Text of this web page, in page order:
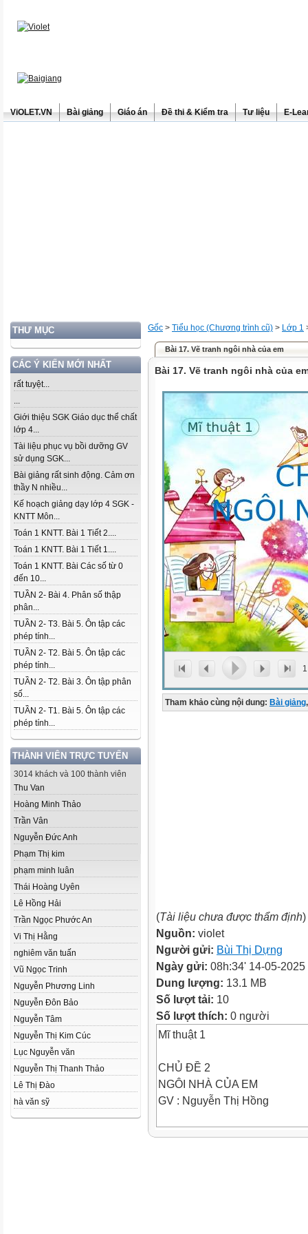
ViOLET.VN Bài giảng Giáo án Đề thi & Kiểm tra Tư liệu E-
THƯ MỤC
CÁC Ý KIẾN MỚI NHẤT
rất tuyệt...
...
Giới thiệu SGK Giáo dục thể chất
lớp 4...
Tài liệu phục vụ bồi dưỡng GV
sử dụng SGK...
Bài giảng rất sinh động. Cảm ơn
thầy N nhiều...
Kế hoạch giảng dạy lớp 4 SGK -
KNTT Môn...
Toán 1 KNTT. Bài 1 Tiết 2....
Toán 1 KNTT. Bài 1 Tiết 1....
Toán 1 KNTT. Bài Các số từ 0
đến 10...
TUẦN 2- Bài 4. Phân số thập
phân...
TUẦN 2- T3. Bài 5. Ôn tập các
phép tính...
TUẦN 2- T2. Bài 5. Ôn tập các
phép tính...
TUẦN 2- T2. Bài 3. Ôn tập phân
số...
TUẦN 2- T1. Bài 5. Ôn tập các
phép tính...
THÀNH VIÊN TRỰC TUYẾN
3014 khách và 100 thành viên
Thu Van
Hoàng Minh Thảo
Trần Vân
Nguyễn Đức Anh
Phạm Thị kim
phạm minh luân
Thái Hoàng Uyên
Lê Hồng Hải
Trần Ngọc Phước An
Vi Thị Hằng
nghiêm văn tuấn
Vũ Ngọc Trinh
Nguyễn Phương Linh
Nguyễn Đôn Bảo
Nguyễn Tâm
Nguyễn Thị Kim Cúc
Lục Nguyễn văn
Nguyễn Thị Thanh Thảo
Lê Thị Đào
hà văn sỹ
Gốc > Tiểu học (Chương trình cũ) > Lớp 1
Bài 17. Vẽ tranh ngôi nhà của em
Bài 17. Vẽ tranh ngôi nhà của
1
Tham khảo cùng nội dung: Bài giảng,
(Tài liệu chưa được thẩm định)
Nguồn: violet
Người gửi: Bùi Thị Dựng
Ngày gửi: 08h:34' 14-05-2025
Dung lượng: 13.1 MB
Số lượt tải: 10
Số lượt thích: 0 người
Mĩ thuật 1
CHỦ ĐỀ 2
NGÔI NHÀ CỦA EM
GV : Nguyễn Thị Hồng